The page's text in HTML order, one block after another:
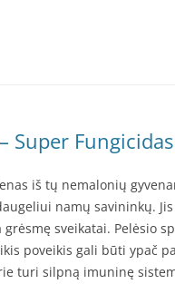
Super
iš tų nemalonių
namų savininkų.
sveikatai. Pelėsio
poveikis gali būti ypač
turi silpną imuninę